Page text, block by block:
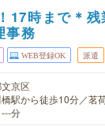
17時まで＊
事務
WEB登録OK 派遣
京区
駅から徒歩10分／茗
分